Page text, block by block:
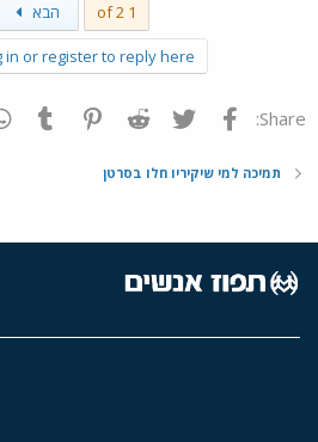
1 of 2 הבא
in or register to reply here.
Share: פייסבוק Twitter
Reddit
Pinterest
תמיכה למי שיקיריו חלו בסרטן